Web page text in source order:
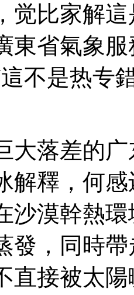
觉比家解
東省氣象
不是热专
大落差的
解釋，何
沙漠幹熱
發，同時
直接被太